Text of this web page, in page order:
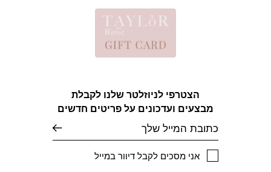
הצטרפי לניוזלטר שלנו לקבלת
מבצעים ועדכונים על פריטים חדשים
אני מסכים לקבל דיוור במייל